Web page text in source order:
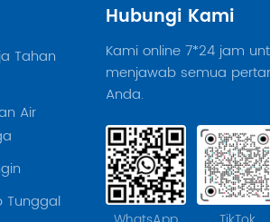
Tahan
Air
Tunggal
Hubungi Kami
Kami online 7*24 jam
menjawab semua
Anda.